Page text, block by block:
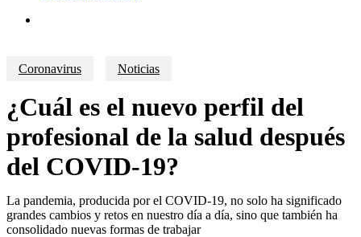
Coronavirus Noticias
¿Cuál es el nuevo perfil del
profesional de la salud después
del COVID-19?
La pandemia, producida por el COVID-19, no solo ha significado
grandes cambios y retos en nuestro día a día, sino que también ha
consolidado nuevas formas de trabajar